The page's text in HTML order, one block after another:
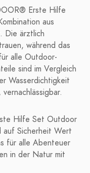
Erste Hilfe
aus
Die ärztlich
während das
alle Outdoor-
sind im Vergleich
Wasserdichtigkeit
Hilfe Set Outdoor
auf Sicherheit Wert
für alle Abenteuer
in der Natur mit